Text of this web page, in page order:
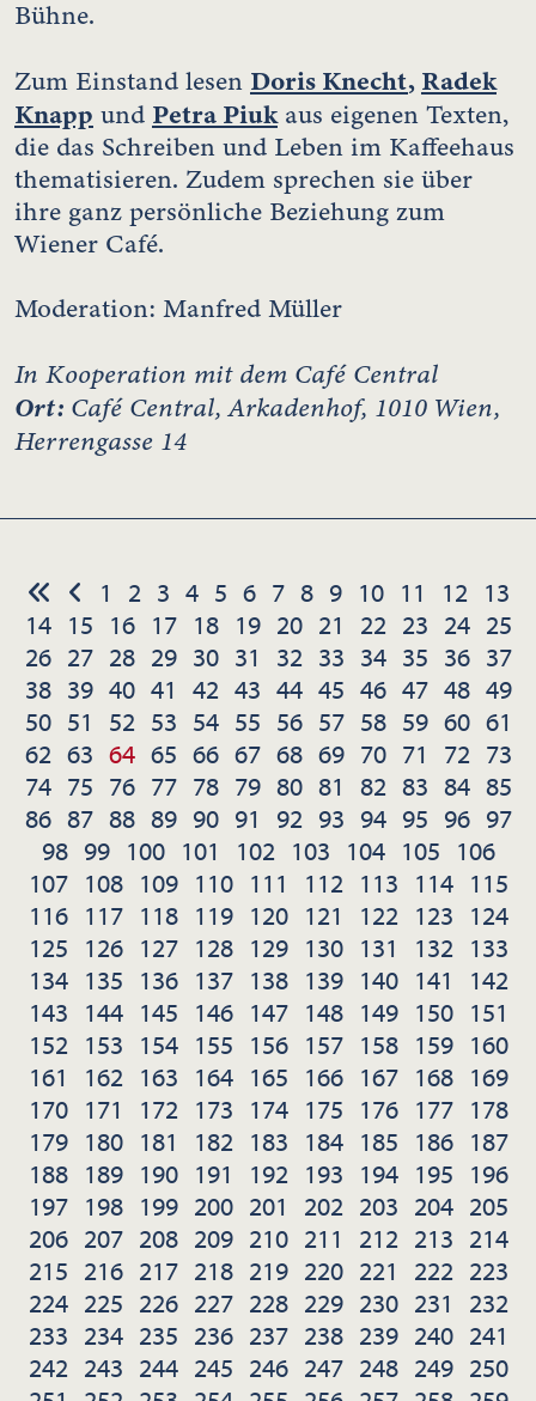
Bühne.
Zum Einstand lesen Doris Knecht,Radek
Knapp und Petra Piukaus eigenen Texten,
die das Schreiben und Leben im Kaffeehaus
thematisieren. Zudem sprechen sie über
ihre ganz persönliche Beziehung zum
Wiener Café.
Moderation: Manfred Müller
In Kooperation mit dem Café Central
Ort: Café Central, Arkadenhof, 1010 Wien,
Herrengasse 14
1 2 3 4 5 6 7 8 9 10 11 12 13
14 15 16 17 18 19 20 21 22 23 24 25
26 27 28 29 30 31 32 33 34 35 36 37
38 39 40 41 42 43 44 45 46 47 48 49
50 51 52 53 54 55 56 57 58 59 60 61
62 63 64 65 66 67 68 69 70 71 72 73
74 75 76 77 78 79 80 81 82 83 84 85
86 87 88 89 90 91 92 93 94 95 96 97
98 99 100 101 102 103 104 105 106
107 108 109 110 111 112 113 114 115
116 117 118 119 120 121 122 123 124
125 126 127 128 129 130 131 132 133
134 135 136 137 138 139 140 141
142
143 144 145 146 147 148 149 150 151
152 153 154 155 156 157 158 159 160
161
162 163 164 165 166 167 168 169
170 171 172 173 174 175 176 177 178
179 180 181 182 183 184 185 186 187
188 189 190 191 192 193 194 195 196
197 198 199 200 201 202 203 204 205
206 207 208 209 210 211 212 213 214
215 216 217 218 219 220 221 222 223
224 225 226 227 228 229 230 231
232
233 234 235 236 237 238 239 240 241
242 243 244 245 246 247 248 249 250